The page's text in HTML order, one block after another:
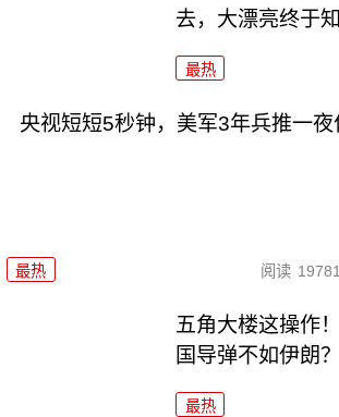
去，大漂亮终于
最热
央视短短5秒钟，美军3年兵推一
最热 阅读 19781
五角大楼这操作
国导弹不如伊朗？
最热